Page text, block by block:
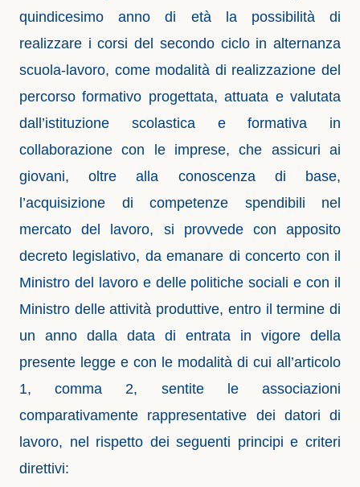
quindicesimo anno di età la possibilità di
realizzare i corsi del secondo ciclo in alternanza
scuola-lavoro, come modalità di realizzazione del
percorso formativo progettata, attuata e valutata
dall’istituzione scolastica e formativa in
collaborazione con le imprese, che assicuri ai
giovani, oltre alla conoscenza di base,
l’acquisizione di competenze spendibili nel
mercato del lavoro, si provvede con apposito
decreto legislativo, da emanare di concerto con il
Ministro del lavoro e delle politiche sociali e con il
Ministro delle attività produttive, entro il termine di
un anno dalla data di entrata in vigore della
presente legge e con le modalità di cui all’articolo
1, comma 2, sentite le associazioni
comparativamente rappresentative dei datori di
lavoro, nel rispetto dei seguenti principi e criteri
direttivi: